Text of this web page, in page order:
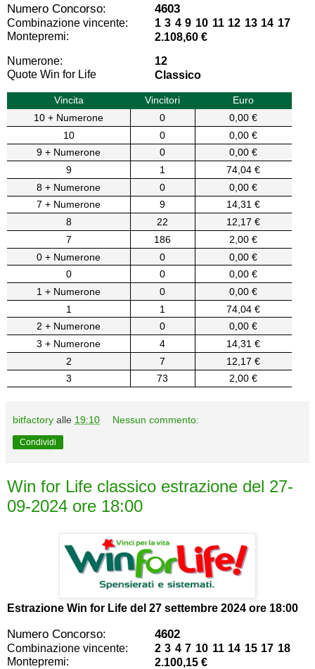
Numero Concorso: 4603
Combinazione vincente:
1 3 4 9 10 11 12 13 14 17
Montepremi:
2.108,60 €
Numerone:
12
Quote Win for Life
Classico
Vincita Vincitori
Euro
10 + Numerone
0
0,00 €
10
0
0,00 €
9 + Numerone
0
0,00 €
9
1
74,04 €
8 + Numerone
0
0,00 €
7 + Numerone
9
14,31 €
8
22
12,17 €
7
186
2,00 €
0 + Numerone
0
0,00 €
0
0
0,00 €
1 + Numerone
0
0,00 €
1
1
74,04 €
2 + Numerone
0
0,00 €
3 + Numerone
4
14,31 €
2
7
12,17 €
3
73 2,00 €
bitfactory alle 19:10 Nessun commento:
Condividi
Win for Life classico estrazione del 27-
09-2024 ore 18:00
Estrazione Win for Life del 27 settembre 2024 ore 18:00
Numero Concorso: 4602
Combinazione vincente:
2 3 4 7 10 11 14 15 17 18
Montepremi:
2.100,15 €